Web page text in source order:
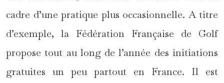
cadre d’une pratique plus occasionnelle. A titre
d’exemple, la Fédération Française de Golf
propose tout au long de l’année des initiations
gratuites un peu partout en France. Il est